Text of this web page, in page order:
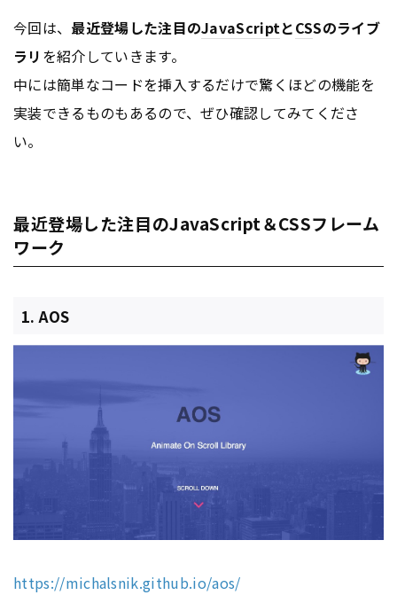
今回は、 最近登場した注目のJavaScriptとCSSのライブ
ラリ を紹介していきます。
中には簡単なコードを挿入するだけで驚くほどの機能を
実装できるものもあるので、ぜひ確認してみてくださ
い。
最近登場した注目のJavaScript＆CSSフレーム
ワーク
1. AOS
https://michalsnik.github.io/aos/